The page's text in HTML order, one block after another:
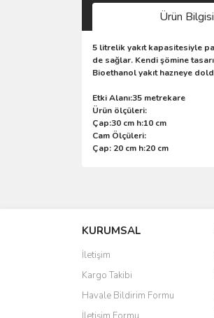
Ürün Bilgisi
5 litrelik yakıt kapasitesiyle
de sağlar. Kendi şömine
Bioethanol yakıt hazneye
Etki Alanı:35 metrekare
Ürün ölçüleri:
Çap:30 cm h:10 cm
Cam Ölçüleri:
Çap: 20 cm h:20 cm
Ürün resmi kalitesiz,
Ürün açıklamasında
Ürün bilgilerinde
Ürün fiyatı diğer
Bu ürüne benzer farklı
KURUMSAL
İletişim
Kargo Takibi
Havale Bildirim Formu